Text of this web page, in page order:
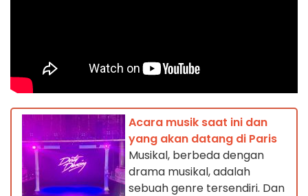
Acara musik saat ini dan
yang akan datang di Paris
Musikal, berbeda dengan
drama musikal, adalah
sebuah genre tersendiri. Dan